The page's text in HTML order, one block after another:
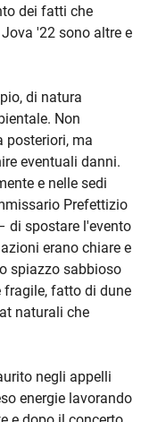
dei fatti che
'22 sono altre e
di natura
Non
posteriori, ma
eventuali danni.
e nelle sedi
Prefettizio
di spostare l'evento
erano chiare e
spiazzo sabbioso
fragile, fatto di dune
naturali che
negli appelli
energie lavorando